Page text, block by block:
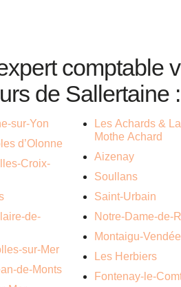
comptable
de Sallertaine :
sur-Yon
d’Olonne
Croix-
de-
sur-Mer
de-Monts
Les Achards & La
Mothe Achard
Aizenay
Soullans
Saint-Urbain
Notre-Dame-de-
Montaigu-Vendée
Les Herbiers
Fontenay-le-